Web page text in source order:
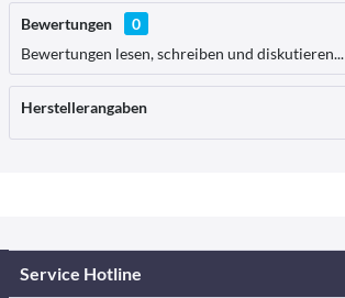
Bewertungen
0
Bewertungen lesen, schreiben und diskutieren...
Herstellerangaben
Service Hotline